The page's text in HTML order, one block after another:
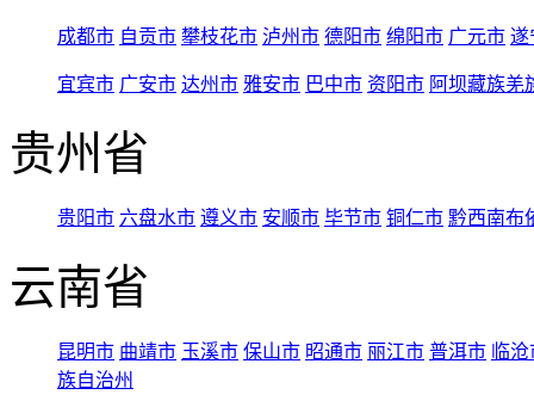
成都市 自贡市 攀枝花市 泸州市 德阳市 绵阳市 广元市 遂
宜宾市 广安市 达州市 雅安市 巴中市 资阳市 阿坝藏族羌
贵州省
贵阳市 六盘水市 遵义市 安顺市 毕节市 铜仁市 黔西南布
云南省
昆明市 曲靖市 玉溪市 保山市 昭通市 丽江市 普洱市 临
族自治州